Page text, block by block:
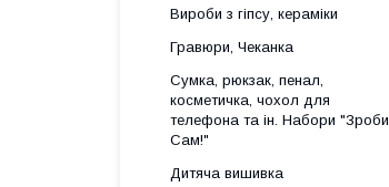
Вироби з гіпсу, кераміки
Гравюри, Чеканка
Сумка, рюкзак, пенал,
косметичка, чохол для
телефона та ін. Набори "Зроби
Сам!"
Дитяча вишивка